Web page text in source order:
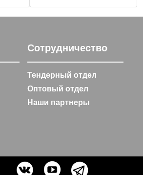
Сотрудничество
Тендерный отдел
Оптовый отдел
Наши партнеры